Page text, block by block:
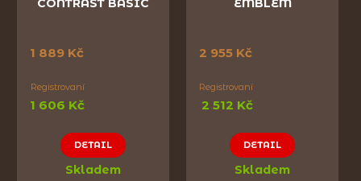
CONTRAST BASIC
1 889 Kč
Registrovaní
1 606 Kč
DETAIL
Skladem
EMBLEM
2 955 Kč
Registrovaní
2 512 Kč
DETAIL
Skladem